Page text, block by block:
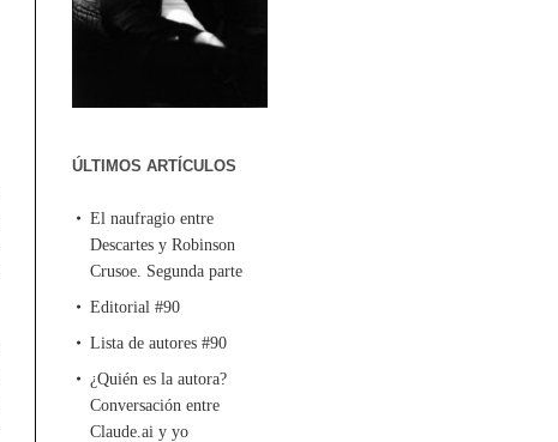
ÚLTIMOS ARTÍCULOS
El naufragio entre
Descartes y Robinson
Crusoe. Segunda parte
Editorial #90
Lista de autores #90
¿Quién es la autora?
Conversación entre
Claude.ai y yo